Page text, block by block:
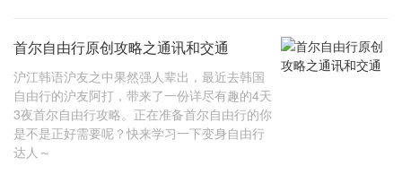
首尔自由行原创攻略之通讯和交通
沪江韩语沪友之中果然强人辈出，最近去韩国
自由行的沪友阿打，带来了一份详尽有趣的4天
3夜首尔自由行攻略。正在准备首尔自由行的你
是不是正好需要呢？快来学习一下变身自由行
达人～